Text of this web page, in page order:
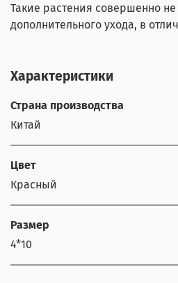
Такие растения совершенно
дополнительного ухода, в
Характеристики
Страна производства
Китай
Цвет
Красный
Размер
4*10